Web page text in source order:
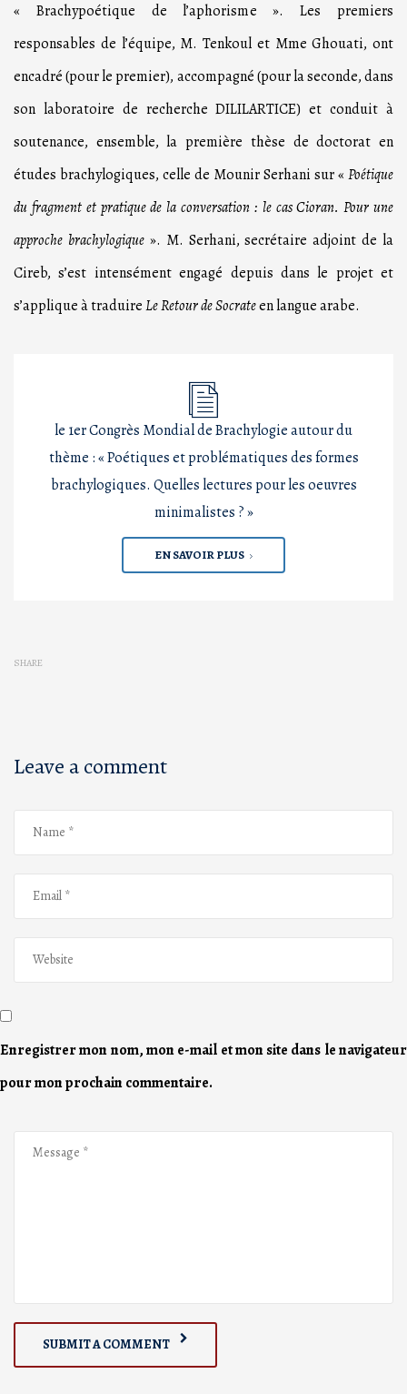
« Brachypoétique de l’aphorisme ». Les premiers
responsables de l’équipe, M. Tenkoul et Mme Ghouati, ont
encadré (pour le premier), accompagné (pour la seconde, dans
son laboratoire de recherche DILILARTICE) et conduit à
soutenance, ensemble, la première thèse de doctorat en
études brachylogiques, celle de Mounir Serhani sur « Poétique
du fragment et pratique de la conversation : le cas Cioran. Pour une
approche brachylogique». M. Serhani, secrétaire adjoint de la
Cireb, s’est intensément engagé depuis dans le projet et
s’applique à traduireLe Retour de Socrateen langue arabe.
le 1er Congrès Mondial de Brachylogie autour du
thème : « Poétiques et problématiques des formes
brachylogiques. Quelles lectures pour les oeuvres
minimalistes ? »
EN SAVOIR PLUS
SHARE
Leave a comment
Enregistrer mon nom, mon e-mail et mon site dans le navigateur
pour mon prochain commentaire.
SUBMIT A COMMENT